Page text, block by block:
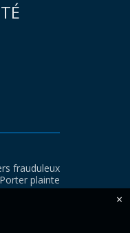
frauduleux
Porter plainte
×